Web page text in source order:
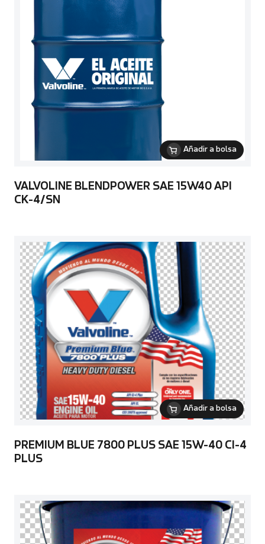
Añadir a bolsa
VALVOLINE BLENDPOWER SAE 15W40 API
CK-4/SN
Añadir a bolsa
PREMIUM BLUE 7800 PLUS SAE 15W-40 CI-4
PLUS